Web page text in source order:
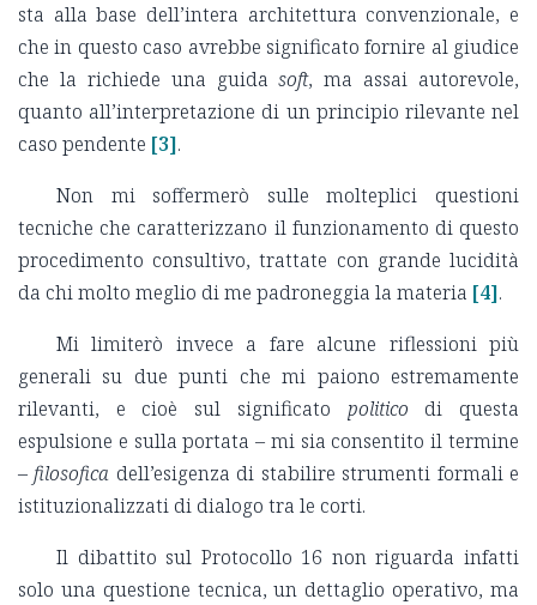
sta alla base dell’intera architettura convenzionale, e
che in questo caso avrebbe significato fornire al giudice
che la richiede una guidasoft, ma assai autorevole,
quanto all’interpretazione di un principio rilevante nel
caso pendente [3].
Non mi soffermerò sulle molteplici questioni
tecniche che caratterizzano il funzionamento di questo
procedimento consultivo, trattate con grande lucidità
da chi molto meglio di me padroneggia la materia [4].
Mi limiterò invece a fare alcune riflessioni più
generali su due punti che mi paiono estremamente
rilevanti, e cioè sul significato politico di questa
espulsione e sulla portata – mi sia consentito il termine
–filosofica dell’esigenza di stabilire strumenti formali e
istituzionalizzati di dialogo tra le corti.
Il dibattito sul Protocollo 16 non riguarda infatti
solo una questione tecnica, un dettaglio operativo, ma